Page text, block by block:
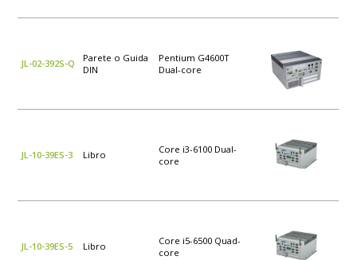
JL-02-392S-Q
Parete o Guida
DIN
Pentium G4600T
Dual-core
JL-10-39ES-3 Libro
Core i3-6100 Dual-
core
JL-10-39ES-5 Libro
Core i5-6500 Quad-
core